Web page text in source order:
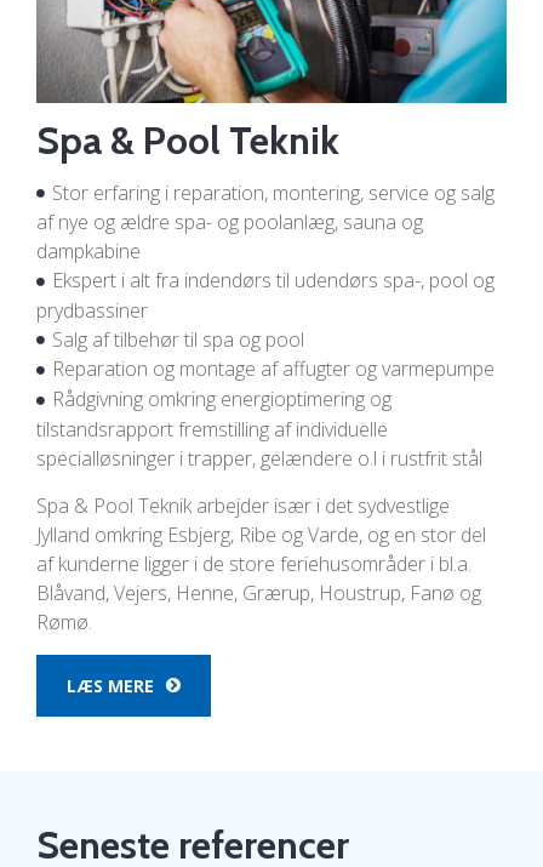
Spa & Pool Teknik
Stor erfaring i reparation, montering, service og salg
af nye og ældre spa- og poolanlæg, sauna og
dampkabine
Ekspert i alt fra indendørs til udendørs spa-, pool og
prydbassiner
Salg af tilbehør til spa og pool
Reparation og montage af affugter og varmepumpe
Rådgivning omkring energioptimering og
tilstandsrapport fremstilling af individuelle
specialløsninger i trapper, gelændere o.l i rustfrit stål
Spa & Pool Teknik arbejder især i det sydvestlige
Jylland omkring Esbjerg, Ribe og Varde, og en stor del
af kunderne ligger i de store feriehusområder i bl.a.
Blåvand, Vejers, Henne, Grærup, Houstrup, Fanø og
Rømø.
LÆS MERE
Seneste referencer